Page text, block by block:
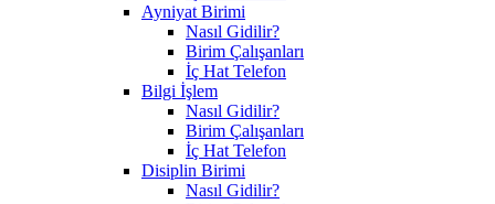
Ayniyat Birimi
Nasıl Gidilir?
Birim Çalışanları
İç Hat Telefon
Bilgi İşlem
Nasıl Gidilir?
Birim Çalışanları
İç Hat Telefon
Disiplin Birimi
Nasıl Gidilir?